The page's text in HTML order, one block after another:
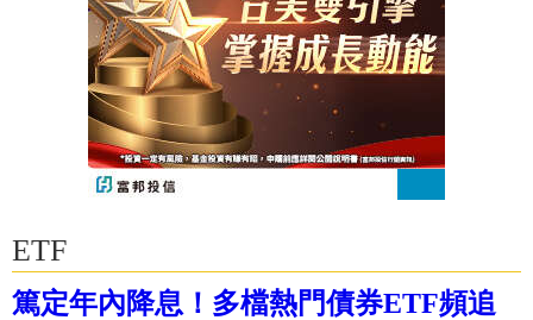
ETF
篤定年內降息！多檔熱門債券ETF頻追